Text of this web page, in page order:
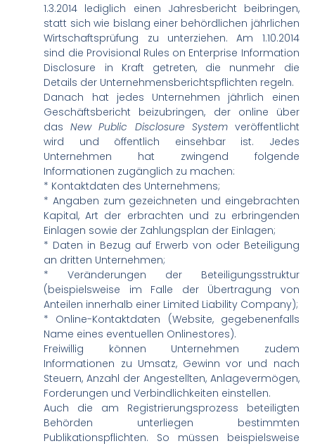
1.3.2014 lediglich einen Jahresbericht beibringen,
statt sich wie bislang einer behördlichen jährlichen
Wirtschaftsprüfung zu unterziehen. Am 1.10.2014
sind die Provisional Rules on Enterprise Information
Disclosure in Kraft getreten, die nunmehr die
Details der Unternehmensberichtspflichten regeln.
Danach hat jedes Unternehmen jährlich einen
Geschäftsbericht beizubringen, der online über
dasNew Public Disclosure Systemveröffentlicht
wird und öffentlich einsehbar ist. Jedes
Unternehmen hat zwingend folgende
Informationen zugänglich zu machen:
* Kontaktdaten des Unternehmens;
* Angaben zum gezeichneten und eingebrachten
Kapital, Art der erbrachten und zu erbringenden
Einlagen sowie der Zahlungsplan der Einlagen;
* Daten in Bezug auf Erwerb von oder Beteiligung
an dritten Unternehmen;
* Veränderungen der Beteiligungsstruktur
(beispielsweise im Falle der Übertragung von
Anteilen innerhalb einer Limited Liability Company);
* Online-Kontaktdaten (Website, gegebenenfalls
Name eines eventuellen Onlinestores).
Freiwillig können Unternehmen zudem
Informationen zu Umsatz, Gewinn vor und nach
Steuern, Anzahl der Angestellten, Anlagevermögen,
Forderungen und Verbindlichkeiten einstellen.
Auch die am Registrierungsprozess beteiligten
Behörden unterliegen bestimmten
Publikationspflichten. So müssen beispielsweise